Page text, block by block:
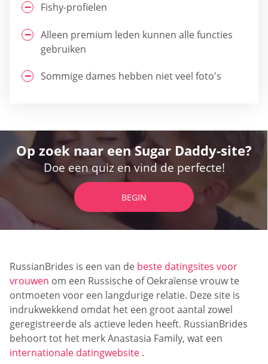
Fishy-profielen
Alleen premium leden kunnen alle functies
gebruiken
Sommige dames hebben niet veel foto's
Op zoek naar een Sugar Daddy-site?
Doe een quiz en vind de perfecte!
BEGIN
RussianBrides is een van de beste datingsites voor
vrouwen om een Russische of Oekraïense vrouw te
ontmoeten voor een langdurige relatie. Deze site is
indrukwekkend omdat het een groot aantal zowel
geregistreerde als actieve leden heeft. RussianBrides
behoort tot het merk Anastasia Family, wat een
internationale datingwebsite .